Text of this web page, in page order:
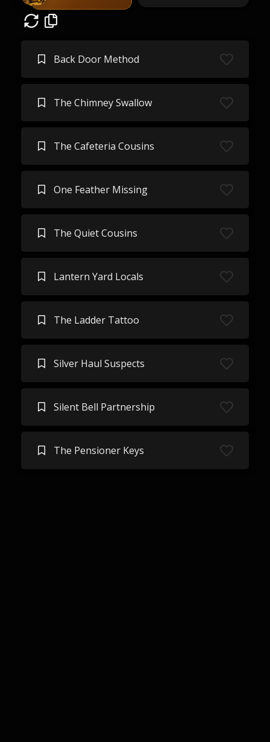
Back Door Method
The Chimney Swallow
The Cafeteria Cousins
One Feather Missing
The Quiet Cousins
Lantern Yard Locals
The Ladder Tattoo
Silver Haul Suspects
Silent Bell Partnership
The Pensioner Keys